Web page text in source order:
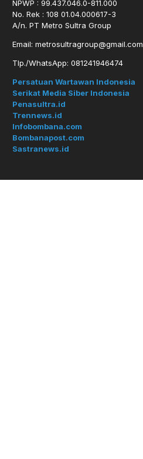
NPWP : 99.437.046.0-811.000
No. Rek : 108 01.04.000617-3
A/n. PT Metro Sultra Group
Email: metrosultragroup@gmail.com
Tlp./WhatsApp: 081241946474
Persatuan Wartawan Indonesia
Serikat Media Siber Indonesia
Penasultra.id
Trennews.id
Infobombana.com
Bombanapost.com
Sastranews.id